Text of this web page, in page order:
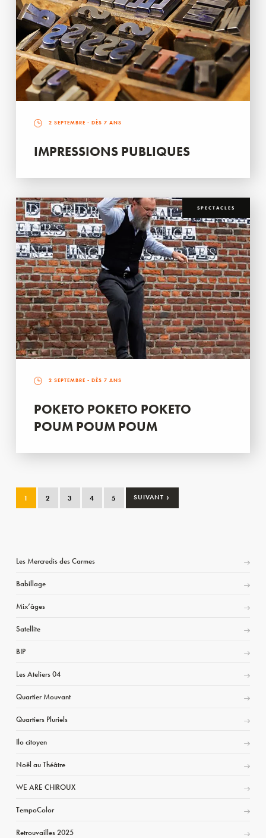
2 SEPTEMBRE - DÈS 7 ANS
IMPRESSIONS PUBLIQUES
SPECTACLES
2 SEPTEMBRE - DÈS 7 ANS
POKETO POKETO POKETO
POUM POUM POUM
1 2 3 4 5 SUIVANT ›
Les Mercredis des Carmes
Babillage
Mix’âges
Satellite
BIP
Les Ateliers 04
Quartier Mouvant
Quartiers Pluriels
Ilo citoyen
Noël au Théâtre
WE ARE CHIROUX
TempoColor
Retrouvailles 2025